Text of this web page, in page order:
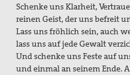
Schenke uns Klarheit,
reinen Geist, der uns befreit
Lass uns fröhlich sein, auch
lass uns auf jede Gewalt
Und schenke uns Feste auf
und einmal an seinem Ende.